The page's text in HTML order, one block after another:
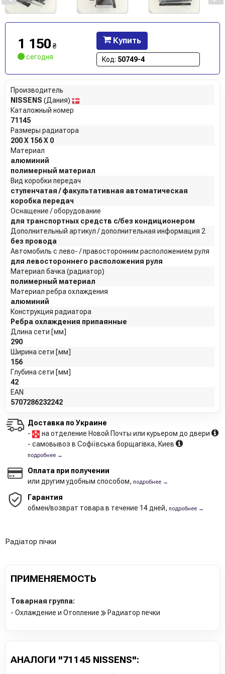
1 150 ₴
сегодня
Купить
Код: 50749-4
Производитель
NISSENS (Дания)
Каталожный номер
71145
Размеры радиатора
200 X 156 X 0
Материал
алюминий
полимерный материал
Вид коробки передач
ступенчатая / факультативная автоматическая
коробка передач
Оснащение / оборудование
для транспортных средств с/без кондиционером
Дополнительный артикул / дополнительная информация 2
без провода
Автомобиль с лево- / правосторонним расположением руля
для левостороннего расположения руля
Материал бачка (радиатор)
полимерный материал
Материал ребра охлаждения
алюминий
Конструкция радиатора
Ребра охлаждения припаянные
Длина сети [мм]
290
Ширина сети [мм]
156
Глубина сети [мм]
42
EAN
5707286232242
Доставка по Украине
-
на отделение Новой Почты или курьером до двери
- самовывоз в Софіївська борщагівка, Киев
подробнее →
Оплата при получении
или другим удобным способом, подробнее →
Гарантия
обмен/возврат товара в течение 14 дней, подробнее →
Радіатор пічки
ПРИМЕНЯЕМОСТЬ
Товарная группа:
- Охлаждение и Отопление
Радиатор печки
АНАЛОГИ "71145 NISSENS":